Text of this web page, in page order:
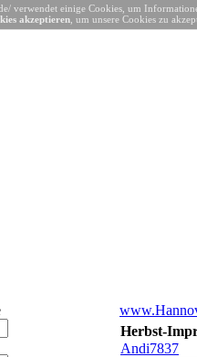
verwendet einige Cookies, um
akzeptieren , um unsere Cookies zu
Herbst-
Andi7837